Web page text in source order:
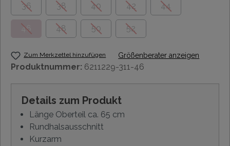
36
38 40 42 44
46 48 50 52
Zum Merkzettel hinzufügen Größenberater anzeigen
Produktnummer: 6211229-311-46
Details zum Produkt
Länge Oberteil ca. 65 cm
Rundhalsausschnitt
Kurzarm